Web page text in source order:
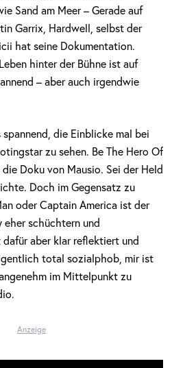
Sand am Meer – Gerade auf
Garrix, Hardwell, selbst der
hat seine Dokumentation.
hinter der Bühne ist auf
– aber auch irgendwie
die Einblicke mal bei
zu sehen. Be The Hero Of
Doku von Mausio. Sei der Held
Doch im Gegensatz zu
oder Captain America ist der
schüchtern und
aber klar reflektiert und
total sozialphob, mir ist
im Mittelpunkt zu
Anzeige